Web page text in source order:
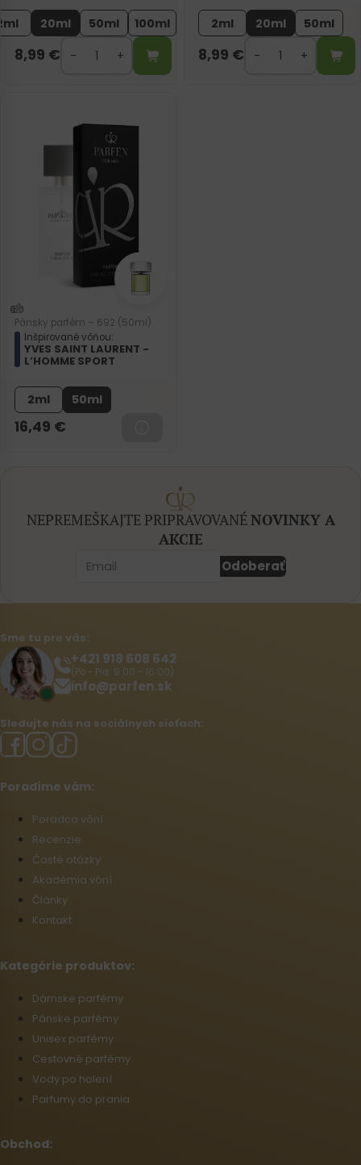
20ml 50ml 100ml
8,99 €
2ml 20ml 50ml
8,99 €
Pánsky parfém – 692 (50ml)
Inšpirované vôňou:
YVES SAINT LAURENT -
L’HOMME SPORT
2ml 50ml
16,49 €
NEPREMEŠKAJTE PRIPRAVOVANÉ NOVINKY A
AKCIE
Odoberať
Sme tu pre vás:
+421 918 608 642‬
(Po - Pia: 9:00 - 16:00)
info@parfen.sk
Sledujte nás na sociálnych sieťach:
Poradíme vám:
Poradca vôní
Recenzie
Časté otázky
Akadémia vôní
Články
Kontakt
Kategórie produktov:
Dámske parfémy
Pánske parfémy
Unisex parfémy
Cestovné parfémy
Vody po holení
Parfumy do prania
Obchod: